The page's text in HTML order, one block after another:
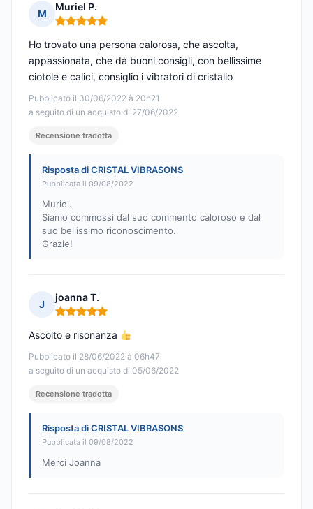
M
Muriel P.
Nota: 5 su 5
Pubblicato il 30/06/2022 à 20h21
a seguito di un acquisto di 27/06/2022
Ho trovato una persona calorosa, che ascolta,
appassionata, che dà buoni consigli, con bellissime
ciotole e calici, consiglio i vibratori di cristallo
Recensione tradotta
Risposta di CRISTAL VIBRASONS
Pubblicata il 09/08/2022
Muriel.
Siamo commossi dal suo commento caloroso e dal
suo bellissimo riconoscimento.
Grazie!
J
joanna T.
Nota: 5 su 5
Pubblicato il 28/06/2022 à 06h47
a seguito di un acquisto di 05/06/2022
Ascolto e risonanza
Recensione tradotta
Risposta di CRISTAL VIBRASONS
Pubblicata il 09/08/2022
Merci Joanna